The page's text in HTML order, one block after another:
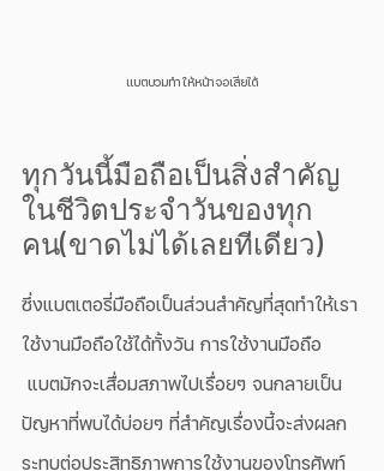
แบตบวมทำให้หน้าจอเสียได้
ทุกวันนี้มือถือเป็นสิ่งสำคัญ
ในชีวิตประจำวันของทุก
คน(ขาดไม่ได้เลยทีเดียว)
ซึ่งแบตเตอรี่มือถือเป็นส่วนสำคัญที่สุดทำให้เรา
ใช้งานมือถือใช้ได้ทั้งวัน การใช้งานมือถือ
ปัญหาที่พบได้บ่อยๆ ที่สำคัญเรื่องนี้จะส่งผลก
ระทบต่อประสิทธิภาพการใช้งานของโทรศัพท์